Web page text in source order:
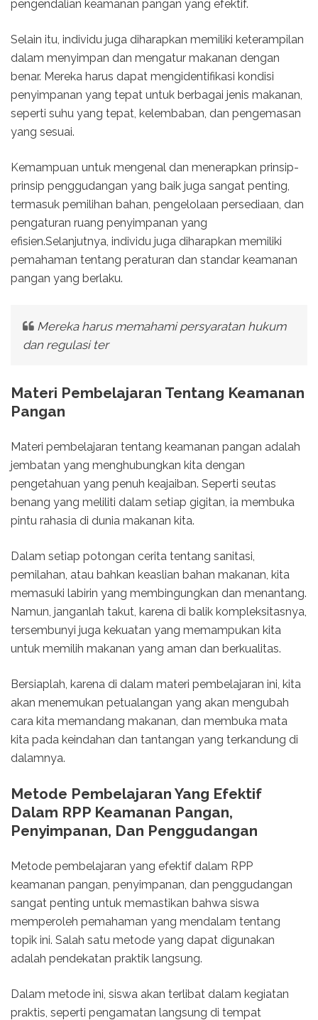
pengendalian keamanan pangan yang efektif.
Selain itu, individu juga diharapkan memiliki keterampilan
dalam menyimpan dan mengatur makanan dengan
benar. Mereka harus dapat mengidentifikasi kondisi
penyimpanan yang tepat untuk berbagai jenis makanan,
seperti suhu yang tepat, kelembaban, dan pengemasan
yang sesuai.
Kemampuan untuk mengenal dan menerapkan prinsip-
prinsip penggudangan yang baik juga sangat penting,
termasuk pemilihan bahan, pengelolaan persediaan, dan
pengaturan ruang penyimpanan yang
efisien.Selanjutnya, individu juga diharapkan memiliki
pemahaman tentang peraturan dan standar keamanan
pangan yang berlaku.
Mereka harus memahami persyaratan hukum
dan regulasi ter
Materi Pembelajaran Tentang Keamanan
Pangan
Materi pembelajaran tentang keamanan pangan adalah
jembatan yang menghubungkan kita dengan
pengetahuan yang penuh keajaiban. Seperti seutas
benang yang meliliti dalam setiap gigitan, ia membuka
pintu rahasia di dunia makanan kita.
Dalam setiap potongan cerita tentang sanitasi,
pemilahan, atau bahkan keaslian bahan makanan, kita
memasuki labirin yang membingungkan dan menantang.
Namun, janganlah takut, karena di balik kompleksitasnya,
tersembunyi juga kekuatan yang memampukan kita
untuk memilih makanan yang aman dan berkualitas.
Bersiaplah, karena di dalam materi pembelajaran ini, kita
akan menemukan petualangan yang akan mengubah
cara kita memandang makanan, dan membuka mata
kita pada keindahan dan tantangan yang terkandung di
dalamnya.
Metode Pembelajaran Yang Efektif
Dalam RPP Keamanan Pangan,
Penyimpanan, Dan Penggudangan
Metode pembelajaran yang efektif dalam RPP
keamanan pangan, penyimpanan, dan penggudangan
sangat penting untuk memastikan bahwa siswa
memperoleh pemahaman yang mendalam tentang
topik ini. Salah satu metode yang dapat digunakan
adalah pendekatan praktik langsung.
Dalam metode ini, siswa akan terlibat dalam kegiatan
praktis, seperti pengamatan langsung di tempat